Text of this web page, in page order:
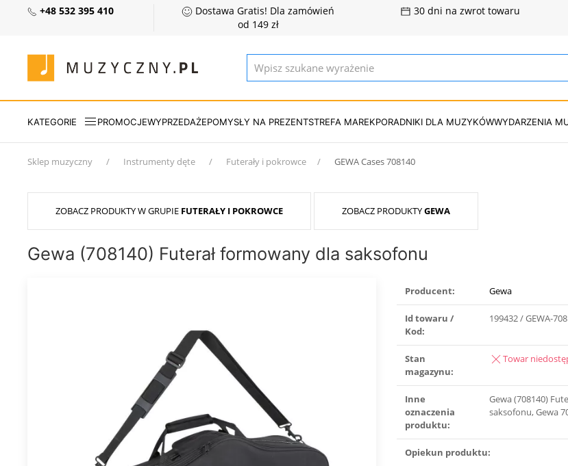
+48 532 395 410
Dostawa Gratis! Dla zamówień
od 149 zł
30 dni na zwrot towaru
KATEGORIE PROMOCJEWYPRZEDAŻEPOMYSŁY NA PREZENTSTREFA MAREKPORADNIKI DLA MUZYKÓWWYDARZENIA
Sklep muzyczny Instrumenty dęte Futerały i pokrowce GEWA Cases 708140
ZOBACZ PRODUKTY W GRUPIE FUTERAŁY I POKROWCE ZOBACZ PRODUKTYGEWA
Gewa (708140) Futerał formowany dla saksofonu
Producent: Gewa
Id towaru /
Kod:
199432 / GEWA-
Stan
magazynu:
Towar
Inne
oznaczenia
produktu:
Gewa (708140)
saksofonu, Gewa
Opiekun produktu: